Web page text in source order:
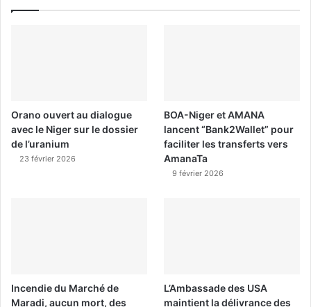
Orano ouvert au dialogue
avec le Niger sur le dossier
de l’uranium
23 février 2026
BOA-Niger et AMANA
lancent “Bank2Wallet” pour
faciliter les transferts vers
AmanaTa
9 février 2026
Incendie du Marché de
Maradi, aucun mort, des
L’Ambassade des USA
maintient la délivrance des